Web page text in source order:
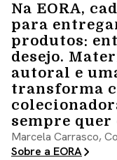
Na EORA,
para
produtos:
desejo.
autoral e
transforma
sempre
Marcela Carrasco,
Sobre a EORA